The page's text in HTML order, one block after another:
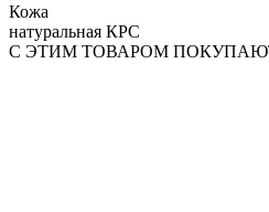
Кожа
натуральная КРС
С ЭТИМ ТОВАРОМ